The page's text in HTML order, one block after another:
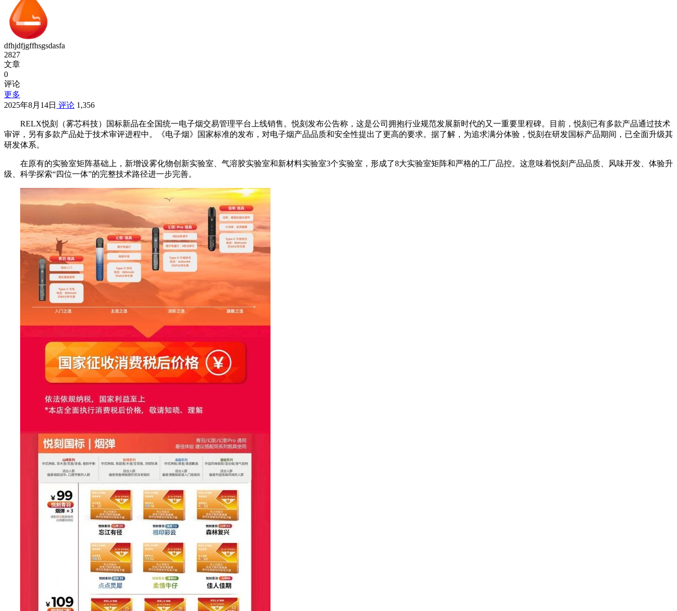
dfhjdfjgffhsgsdasfa
2827
文章
0
评论
更多
2025年8月14日 评论 1,356
RELX悦刻（雾芯科技）国标新品在全国统一电子烟交易管理平台上线销售。悦刻发布公告称，这是公司拥抱行业规范发展新时代的又一重要里程碑。目前，悦刻已有多款产品通过技术
审评，另有多款产品处于技术审评进程中。《电子烟》国家标准的发布，对电子烟产品品质和安全性提出了更高的要求。据了解，为追求满分体验，悦刻在研发国标产品期间，已全面升级其
研发体系。
在原有的实验室矩阵基础上，新增设雾化物创新实验室、气溶胶实验室和新材料实验室3个实验室，形成了8大实验室矩阵和严格的工厂品控。这意味着悦刻产品品质、风味开发、体验升
级、科学探索“四位一体”的完整技术路径进一步完善。